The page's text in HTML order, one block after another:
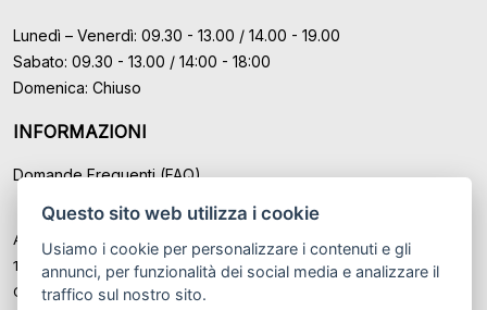
Questo sito web utilizza i cookie
Usiamo i cookie per personalizzare i contenuti e gli
annunci, per funzionalità dei social media e analizzare il
traffico sul nostro sito.
Lunedì – Venerdì: 09.30 - 13.00 / 14.00 - 19.00
Sabato: 09.30 - 13.00 / 14:00 - 18:00
Domenica: Chiuso
INFORMAZIONI
Domande Frequenti (FAQ)
Auto Moto Usate Roma Srl sede di Marino - Roma, P.IVA: IT
12489131008
Cod. Fisc. ed Iscr. al Registro Imprese di Roma n° 12489131008